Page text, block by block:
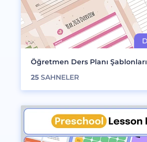
Öğretmen Ders Planı Şablonları
25 SAHNELER